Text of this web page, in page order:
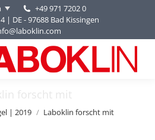
+49 971 7202 0
| DE - 97688 Bad Kissingen
forscht mit
| 2019 Laboklin forscht mit